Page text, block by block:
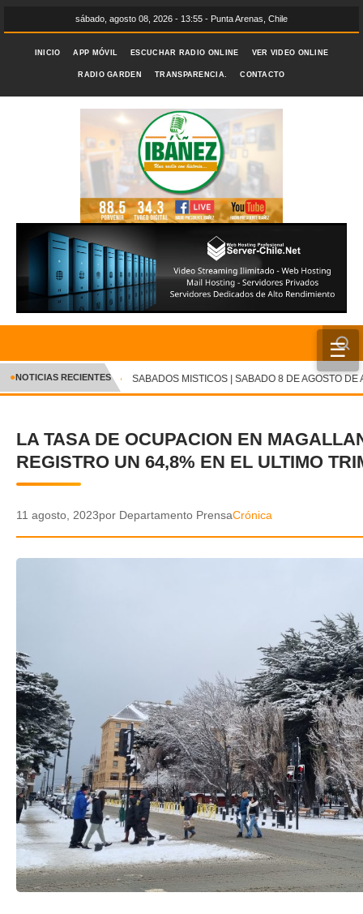
sábado, agosto 08, 2026 - 13:55 - Punta Arenas, Chile
INICIO APP MÓVIL ESCUCHAR RADIO ONLINE VER VIDEO ONLINE
RADIO GARDEN TRANSPARENCIA. CONTACTO
☰
INICIO
CRÓNICA
DEPORTES
POLICIAL
APP MÓVIL
TRANSPARENCIA
✕
●NOTICIAS RECIENTES SABADOS MISTICOS | SABADO 8 DE AGOSTO DE
LA TASA DE OCUPACION EN
REGISTRO UN 64,8% EN EL ULTIMO
11 agosto, 2023por Departamento PrensaCrónica